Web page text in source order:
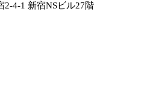
2-4-1 新宿NSビル27階